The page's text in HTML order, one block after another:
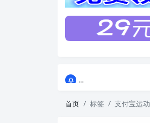
首页 标签 支付宝运动